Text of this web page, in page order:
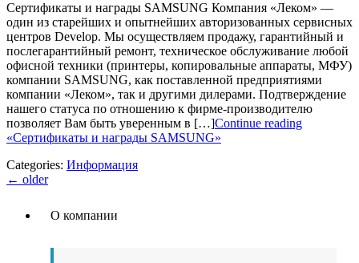
Сертификаты и награды SAMSUNG Компания «Леком» —
один из старейших и опытнейших авторизованных сервисных
центров Develop. Мы осуществляем продажу, гарантийный и
послегарантийный ремонт, техническое обслуживание любой
офисной техники (принтеры, копировальные аппараты, МФУ)
компании SAMSUNG, как поставленной предприятиями
компании «Леком», так и другими дилерами. Подтверждение
нашего статуса по отношению к фирме-производителю
позволяет Вам быть уверенным в […]Continue reading
«Сертификаты и награды SAMSUNG»
Categories: Информация
← older
О компании